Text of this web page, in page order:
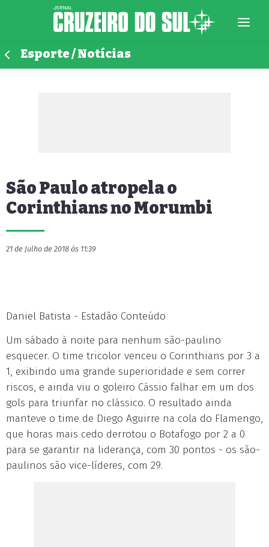
Esporte / Notícias
São Paulo atropela o
Corinthians no Morumbi
21 de Julho de 2018 às 11:39
Daniel Batista - Estadão Conteúdo
Um sábado à noite para nenhum são-paulino
esquecer. O time tricolor venceu o Corinthians por 3 a
1, exibindo uma grande superioridade e sem correr
riscos, e ainda viu o goleiro Cássio falhar em um dos
gols para triunfar no clássico. O resultado ainda
manteve o time de Diego Aguirre na cola do Flamengo,
que horas mais cedo derrotou o Botafogo por 2 a 0
para se garantir na liderança, com 30 pontos - os são-
paulinos são vice-líderes, com 29.